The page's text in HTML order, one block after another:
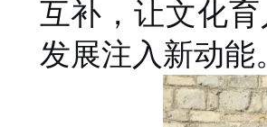
互补，让文化
发展注入新动能